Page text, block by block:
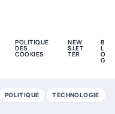
POLITIQUE
DES
COOKIES
NEW
SLET
TER
B
L
O
G
POLITIQUE TECHNOLOGIE